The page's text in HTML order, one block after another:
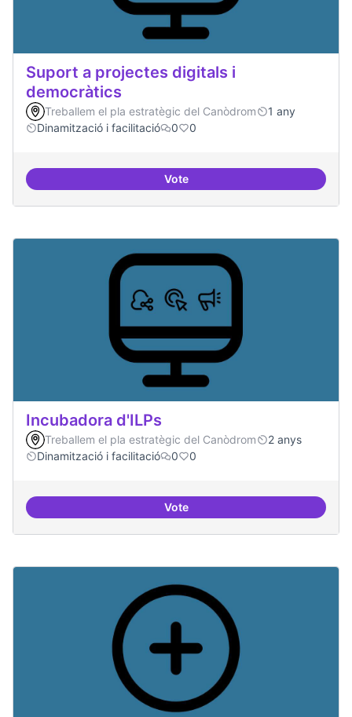
Suport a projectes digitals i
democràtics
Treballem el pla estratègic del Canòdrom
1 any
Dinamització i facilitació
0 0
VoteSuport a projectes digitals i
Incubadora d'ILPs
Treballem el pla estratègic del Canòdrom
2 anys
Dinamització i facilitació
0 0
VoteIncubadora d'ILPs